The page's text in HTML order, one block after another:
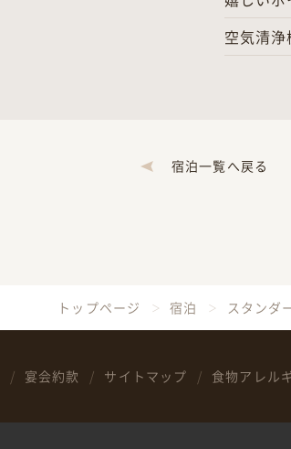
空気清浄
宿泊一覧へ戻る
トップページ 宿泊 スタンダ
宴会約款 サイトマップ 食物アレル